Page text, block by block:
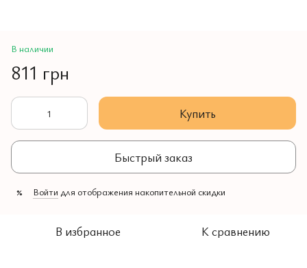
В наличии
811 грн
Купить
Быстрый заказ
% Войти для отображения накопительной скидки
В избранное К сравнению